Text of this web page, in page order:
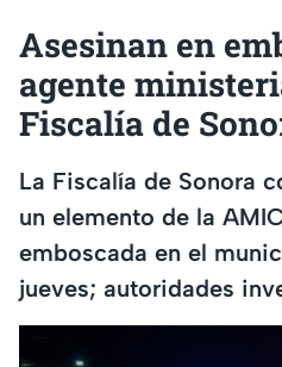
Asesinan en
agente
Fiscalía de
La Fiscalía de Sonora
un elemento de la
emboscada en el
jueves; autoridades